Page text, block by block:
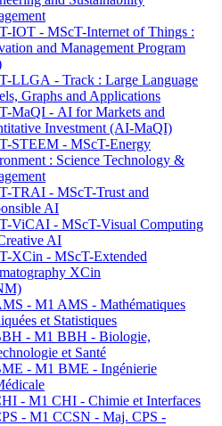
IOT - MScT-Internet of Things :
and Management Program
LLGA - Track : Large Language
Graphs and Applications
MaQI - AI for Markets and
Investment (AI-MaQI)
STEEM - MScT-Energy
: Science Technology &
TRAI - MScT-Trust and
AI
ViCAI - MScT-Visual Computing
AI
XCin - MScT-Extended
XCin
- M1 AMS - Mathématiques
et Statistiques
- M1 BBH - Biologie,
et Santé
- M1 BME - Ingénierie
- M1 CHI - Chimie et Interfaces
- M1 CCSN - Maj. CPS -